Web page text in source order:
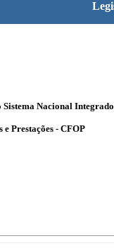
Nacional
Prestações - CFOP